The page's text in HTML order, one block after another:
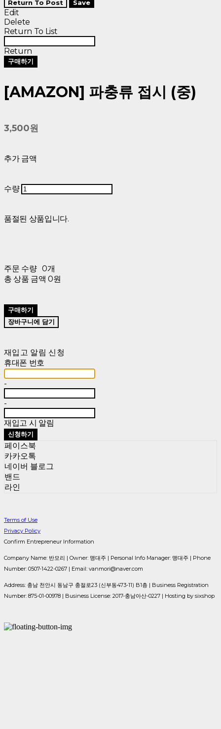
Return To Post Save
Edit
Delete
Return To List
Return
구매하기
[AMAZON] 파충류 접시 (중)
3,500원
추가 금액
수량
품절된 상품입니다.
주문 수량 0개
총 상품 금액 0원
구매하기
장바구니에 담기
재입고 알림 신청
휴대폰 번호
-
-
재입고 시 알림
신청하기
페이스북
카카오톡
네이버 블로그
밴드
라인
Terms of Use
Privacy Policy
Confirm Entrepreneur Information
Company Name: 반모리 | Owner: 맹대주 | Personal Info Manager: 맹대주 | Phone
Number: 0507-1422-0267 | Email: vanmori@naver.com
Address: 충남 천안시 동남구 충절로23 (신부동473-11) B1층 | Business Registration
Number: 875-01-00978 | Business License: 2017-충남아산-0227 | Hosting by sixshop